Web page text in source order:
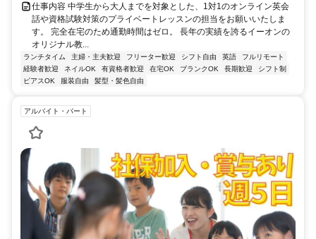
仕事内容 中学生から大人までを対象とした、1対1のオンライン英会
話や資格試験対策のプライベートレッスンの担当をお願いいたしま
す。 完全在宅のため通勤時間はゼロ。 長年の実績を誇るイーオンの
オリジナル教...
ランチタイム 主婦・主夫歓迎 フリーター歓迎 シフト自由 英語
フルリモート
経験者歓迎
ネイルOK 有資格者歓迎 在宅OK ブランクOK 長期歓迎
シフト制
ピアスOK
服装自由 髪型・髪色自由
アルバイト・パート